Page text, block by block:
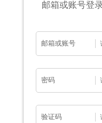
邮箱或账号登
邮箱或账号
密码
验证码